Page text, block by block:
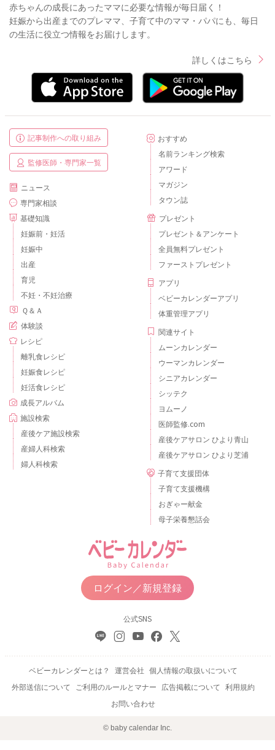
赤ちゃんの成長にあったママに必要な情報が毎日届く！
妊娠から出産までのプレママ、子育て中のママ・パパにも、毎日
の生活に役立つ情報をお届けします。
詳しくはこちら
記事制作への取り組み
監修医師・専門家一覧
ニュース
専門家相談
基礎知識
妊娠前・妊活
妊娠中
出産
育児
不妊・不妊治療
Ｑ＆Ａ
体験談
レシピ
離乳食レシピ
妊娠食レシピ
妊活食レシピ
成長アルバム
施設検索
産後ケア施設検索
産婦人科検索
婦人科検索
おすすめ
名前ランキング検索
アワード
マガジン
タウン誌
プレゼント
プレゼント＆アンケート
全員無料プレゼント
ファーストプレゼント
アプリ
ベビーカレンダーアプリ
体重管理アプリ
関連サイト
ムーンカレンダー
ウーマンカレンダー
シニアカレンダー
シッテク
ヨムーノ
医師監修.com
産後ケアサロン ひより青山
産後ケアサロン ひより芝浦
子育て支援団体
子育て支援機構
おぎゃー献金
母子栄養懇話会
ログイン／新規登録
公式SNS
ベビーカレンダーとは？ 運営会社 個人情報の取扱いについて
外部送信について
ご利用のルールとマナー 広告掲載について 利用規約
お問い合わせ
© baby calendar Inc.